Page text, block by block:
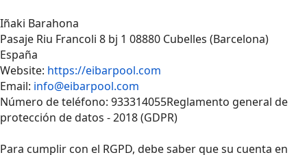
Iñaki Barahona
Pasaje Riu Francoli 8 bj 1 08880 Cubelles (Barcelona)
España
Website: https://eibarpool.com
Email: info@eibarpool.com
Número de teléfono: 933314055Reglamento general de
protección de datos - 2018 (GDPR)
Para cumplir con el RGPD, debe saber que su cuenta en